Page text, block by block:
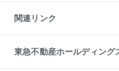
金融商品取引について
東急リバブル ソーシャルメディ
ご意見・お問い合わせ（金融商
ダイレクトメール（郵送物）・
関連リンク
これからご結婚される方に東急
人材サービスのご用命は 東急リ
東北の逸品を贈ります 東北す
東急不動産ホールディング